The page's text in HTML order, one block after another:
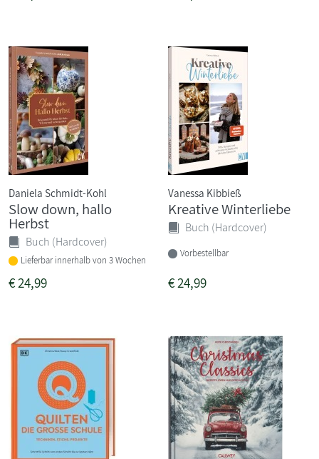
Daniela Schmidt-Kohl
Slow down, hallo
Herbst
Buch (Hardcover)
Lieferbar innerhalb von 3 Wochen
€24,99
Vanessa Kibbieß
Kreative Winterliebe
Buch (Hardcover)
Vorbestellbar
€24,99